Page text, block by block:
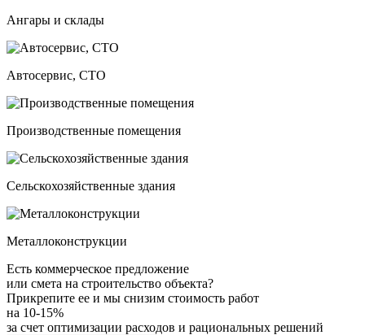
Ангары и склады
Автосервис, СТО
Производственные помещения
Сельскохозяйственные здания
Металлоконструкции
Есть коммерческое предложение
или смета на строительство объекта?
Прикрепите ее и мы снизим стоимость работ
на 10-15%
за счет оптимизации расходов и рациональных решений